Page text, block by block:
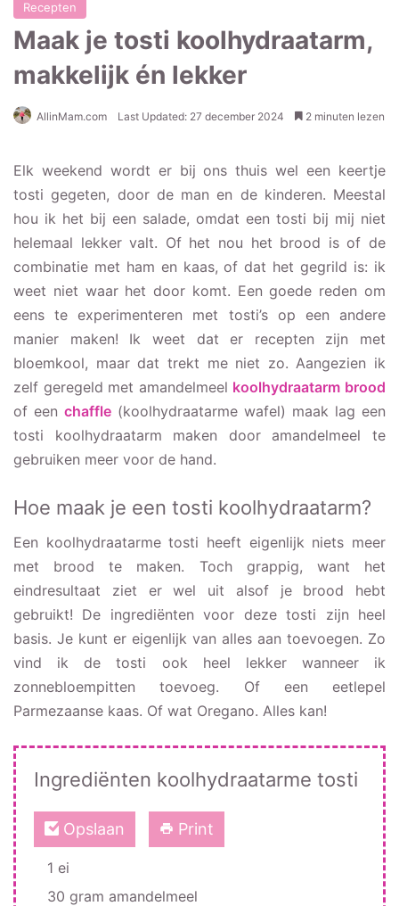
Recepten
Maak je tosti koolhydraatarm,
makkelijk én lekker
AllinMam.com Last Updated: 27 december 2024 2 minuten lezen
Elk weekend wordt er bij ons thuis wel een keertje
tosti gegeten, door de man en de kinderen. Meestal
hou ik het bij een salade, omdat een tosti bij mij niet
helemaal lekker valt. Of het nou het brood is of de
combinatie met ham en kaas, of dat het gegrild is: ik
weet niet waar het door komt. Een goede reden om
eens te experimenteren met tosti’s op een andere
manier maken! Ik weet dat er recepten zijn met
bloemkool, maar dat trekt me niet zo. Aangezien ik
zelf geregeld met amandelmeel koolhydraatarm brood
of een chaffle (koolhydraatarme wafel) maak lag een
tosti koolhydraatarm maken door amandelmeel te
gebruiken meer voor de hand.
Hoe maak je een tosti koolhydraatarm?
Een koolhydraatarme tosti heeft eigenlijk niets meer
met brood te maken. Toch grappig, want het
eindresultaat ziet er wel uit alsof je brood hebt
gebruikt! De ingrediënten voor deze tosti zijn heel
basis. Je kunt er eigenlijk van alles aan toevoegen. Zo
vind ik de tosti ook heel lekker wanneer ik
zonnebloempitten toevoeg. Of een eetlepel
Parmezaanse kaas. Of wat Oregano. Alles kan!
Ingrediënten koolhydraatarme tosti
Opslaan Print
1 ei
30 gram amandelmeel